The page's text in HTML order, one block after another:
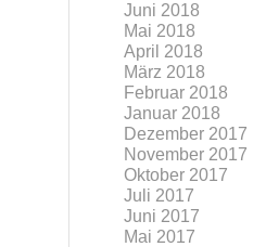
Juni 2018
Mai 2018
April 2018
März 2018
Februar 2018
Januar 2018
Dezember 2017
November 2017
Oktober 2017
Juli 2017
Juni 2017
Mai 2017